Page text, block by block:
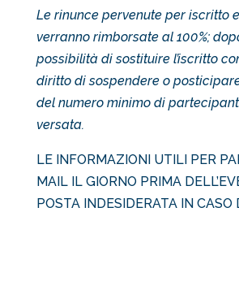
Le rinunce pervenute per iscritto
verranno rimborsate al 100%;
possibilità disostituire l’iscritto
diritto di sospendere o
del numero minimo di
versata.
LE INFORMAZIONI UTILI PER
MAIL IL GIORNO PRIMA
POSTA INDESIDERATA IN CASO